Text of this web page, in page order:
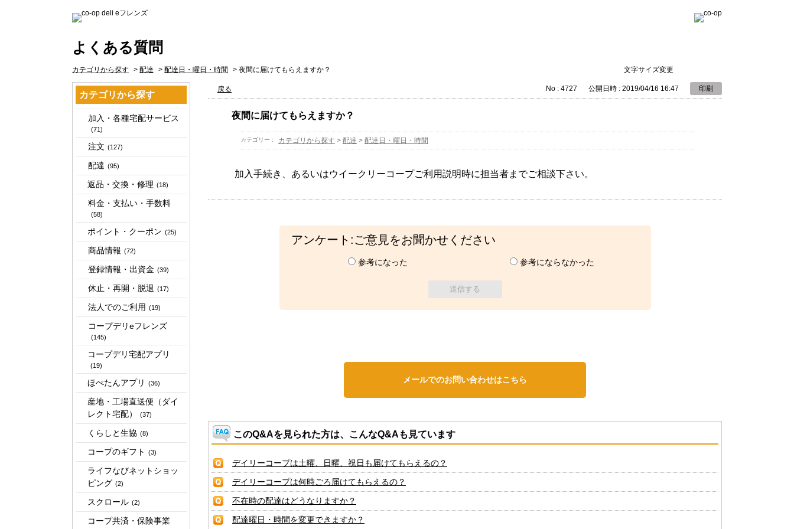
よくある質問
文字サイズ変更
カテゴリから探す > 配達 > 配達日・曜日・時間 > 夜間に届けてもらえますか？
カテゴリから探す
加入・各種宅配サービス
(71)
注文 (127)
配達 (95)
返品・交換・修理 (18)
料金・支払い・手数料
(58)
ポイント・クーポン (25)
商品情報 (72)
登録情報・出資金 (39)
休止・再開・脱退 (17)
法人でのご利用 (19)
コープデリeフレンズ
(145)
コープデリ宅配アプリ
(19)
ほぺたんアプリ (36)
産地・工場直送便（ダイ
レクト宅配）
(37)
くらしと生協 (8)
コープのギフト (3)
ライフなびネットショッ
ピング (2)
スクロール (2)
コープ共済・保険事業
戻る No : 4727 公開日時 : 2019/04/16 16:47 印刷
夜間に届けてもらえますか？
カテゴリー : カテゴリから探す > 配達 > 配達日・曜日・時間
加入手続き、あるいはウイークリーコープご利用説明時に担当者までご相談下さい。
アンケート:ご意見をお聞かせください
参考になった 参考にならなかった
メールでのお問い合わせはこちら
このQ&Aを見られた方は、こんなQ&Aも見ています
デイリーコープは土曜、日曜、祝日も届けてもらえるの？
デイリーコープは何時ごろ届けてもらえるの？
不在時の配達はどうなりますか？
配達曜日・時間を変更できますか？